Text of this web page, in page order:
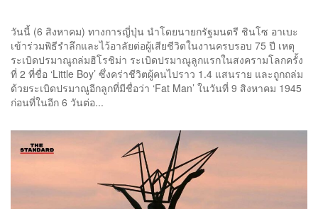
วันนี้ (6 สิงหาคม) ทางการญี่ปุ่น นำโดยนายกรัฐมนตรี ชินโซ อาเบะ
เข้าร่วมพิธีรำลึกและไว้อาลัยต่อผู้เสียชีวิตในงานครบรอบ 75 ปี เหตุ
ระเบิดปรมาณูถล่มฮิโรชิม่า ระเบิดปรมาณูลูกแรกในสงครามโลกครั้ง
ที่ 2 ที่ชื่อ ‘Little Boy’ ซึ่งคร่าชีวิตผู้คนไปราว 1.4 แสนราย และถูกถล่ม
ด้วยระเบิดปรมาณูอีกลูกที่มีชื่อว่า ‘Fat Man’ ในวันที่ 9 สิงหาคม 1945
ก่อนที่ในอีก 6 วันต่อ...